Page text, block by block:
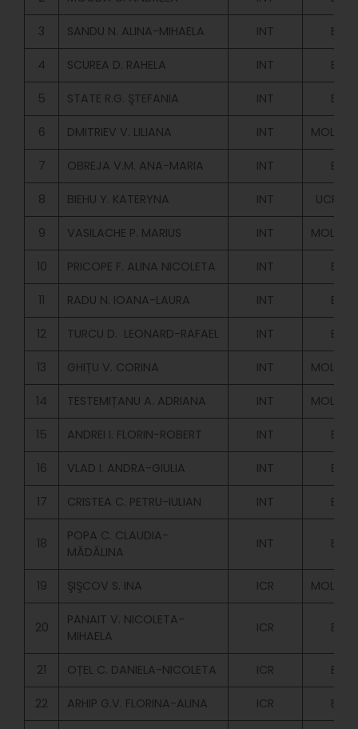
3 SANDU N. ALINA-MIHAELA INT
4 SCUREA D. RAHELA INT
5 STATE R.G. ŞTEFANIA INT
6 DMITRIEV V. LILIANA INT
7 OBREJA V.M. ANA-MARIA INT
8 BIEHU Y. KATERYNA INT
9 VASILACHE P. MARIUS INT
10 PRICOPE F. ALINA NICOLETA INT
11 RADU N. IOANA-LAURA INT
12 TURCU D. LEONARD-RAFAEL INT
13 GHIȚU V. CORINA INT
14 TESTEMIȚANU A. ADRIANA INT
15 ANDREI I. FLORIN-ROBERT INT
16 VLAD I. ANDRA-GIULIA INT
17 CRISTEA C. PETRU-IULIAN INT
18
POPA C. CLAUDIA-
MĂDĂLINA
INT
19 ŞIŞCOV S. INA ICR
20
PANAIT V. NICOLETA-
MIHAELA
ICR
21 OȚEL C. DANIELA-NICOLETA ICR
22 ARHIP G.V. FLORINA-ALINA ICR